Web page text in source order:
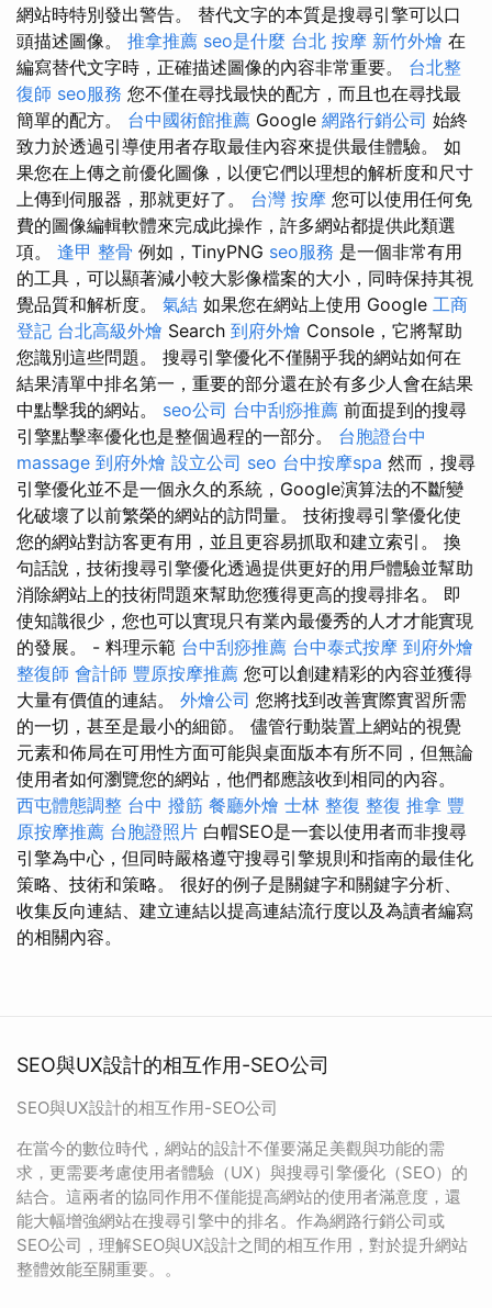
網站時特別發出警告。 替代文字的本質是搜尋引擎可以口
頭描述圖像。 推拿推薦 seo是什麼 台北 按摩 新竹外燴 在
編寫替代文字時，正確描述圖像的內容非常重要。 台北整
復師 seo服務 您不僅在尋找最快的配方，而且也在尋找最
簡單的配方。 台中國術館推薦 Google 網路行銷公司 始終
致力於透過引導使用者存取最佳內容來提供最佳體驗。 如
果您在上傳之前優化圖像，以便它們以理想的解析度和尺寸
上傳到伺服器，那就更好了。 台灣 按摩 您可以使用任何免
費的圖像編輯軟體來完成此操作，許多網站都提供此類選
項。 逢甲 整骨 例如，TinyPNG seo服務 是一個非常有用
的工具，可以顯著減小較大影像檔案的大小，同時保持其視
覺品質和解析度。 氣結 如果您在網站上使用 Google 工商
登記 台北高級外燴 Search 到府外燴 Console，它將幫助
您識別這些問題。 搜尋引擎優化不僅關乎我的網站如何在
結果清單中排名第一，重要的部分還在於有多少人會在結果
中點擊我的網站。 seo公司 台中刮痧推薦 前面提到的搜尋
引擎點擊率優化也是整個過程的一部分。 台胞證台中
massage 到府外燴 設立公司 seo 台中按摩spa 然而，搜尋
引擎優化並不是一個永久的系統，Google演算法的不斷變
化破壞了以前繁榮的網站的訪問量。 技術搜尋引擎優化使
您的網站對訪客更有用，並且更容易抓取和建立索引。 換
句話說，技術搜尋引擎優化透過提供更好的用戶體驗並幫助
消除網站上的技術問題來幫助您獲得更高的搜尋排名。 即
使知識很少，您也可以實現只有業內最優秀的人才才能實現
的發展。 - 料理示範 台中刮痧推薦 台中泰式按摩 到府外燴
整復師 會計師 豐原按摩推薦 您可以創建精彩的內容並獲得
大量有價值的連結。 外燴公司 您將找到改善實際實習所需
的一切，甚至是最小的細節。 儘管行動裝置上網站的視覺
元素和佈局在可用性方面可能與桌面版本有所不同，但無論
使用者如何瀏覽您的網站，他們都應該收到相同的內容。
西屯體態調整 台中 撥筋 餐廳外燴 士林 整復 整復 推拿 豐
原按摩推薦 台胞證照片 白帽SEO是一套以使用者而非搜尋
引擎為中心，但同時嚴格遵守搜尋引擎規則和指南的最佳化
策略、技術和策略。 很好的例子是關鍵字和關鍵字分析、
收集反向連結、建立連結以提高連結流行度以及為讀者編寫
的相關內容。
SEO與UX設計的相互作用-SEO公司
SEO與UX設計的相互作用-SEO公司
在當今的數位時代，網站的設計不僅要滿足美觀與功能的需
求，更需要考慮使用者體驗（UX）與搜尋引擎優化（SEO）的
結合。這兩者的協同作用不僅能提高網站的使用者滿意度，還
能大幅增強網站在搜尋引擎中的排名。作為網路行銷公司或
SEO公司，理解SEO與UX設計之間的相互作用，對於提升網站
整體效能至關重要。。